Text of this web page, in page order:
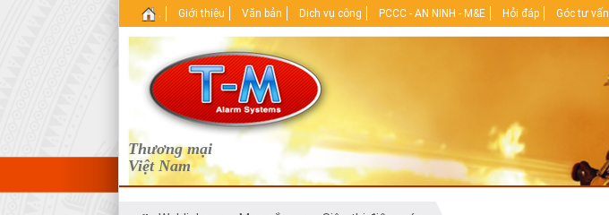
Thương mại
Việt Nam
. Giới thiệu Văn bản Dịch vụ công PCCC - AN NINH - M&E Hỏi đáp Góc tư vấn